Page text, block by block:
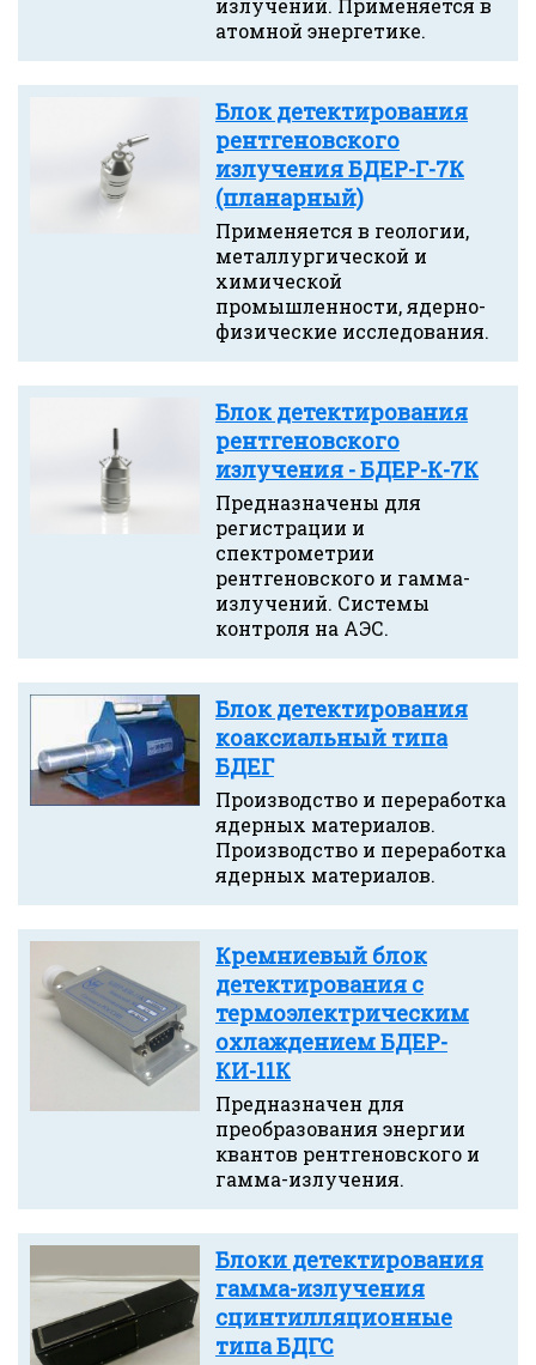
излучений. Применяется в
атомной энергетике.
Блок детектирования
рентгеновского
излучения БДЕР-Г-7К
(планарный)
Применяется в геологии,
металлургической и
химической
промышленности, ядерно-
физические исследования.
Блок детектирования
рентгеновского
излучения - БДЕР-К-7К
Предназначены для
регистрации и
спектрометрии
рентгеновского и гамма-
излучений. Системы
контроля на АЭС.
Блок детектирования
коаксиальный типа
БДЕГ
Производство и переработка
ядерных материалов.
Производство и переработка
ядерных материалов.
Кремниевый блок
детектирования с
термоэлектрическим
охлаждением БДЕР-
КИ-11К
Предназначен для
преобразования энергии
квантов рентгеновского и
гамма-излучения.
Блоки детектирования
гамма-излучения
сцинтилляционные
типа БДГС